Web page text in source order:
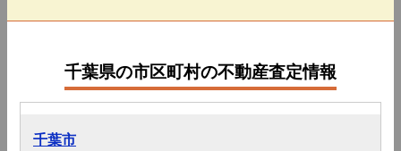
千葉県の市区町村の不動産査定情報
千葉市